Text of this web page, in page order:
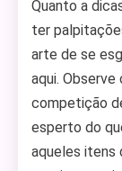
Quanto a
ter
arte de se
aqui. Observe
competição
esperto do
aqueles itens